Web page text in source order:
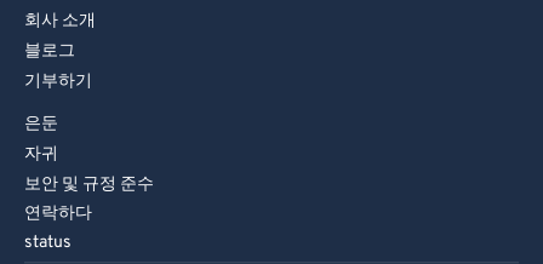
회사 소개
블로그
기부하기
은둔
자귀
보안 및 규정 준수
연락하다
status